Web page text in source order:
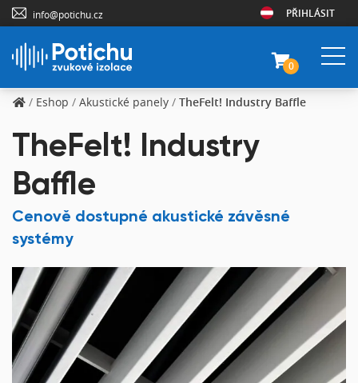
info@potichu.cz PŘIHLÁSIT
0
/ Eshop / Akustické panely / TheFelt! Industry Baffle
TheFelt! Industry
Baffle
Cenově dostupné akustické závěsné
systémy